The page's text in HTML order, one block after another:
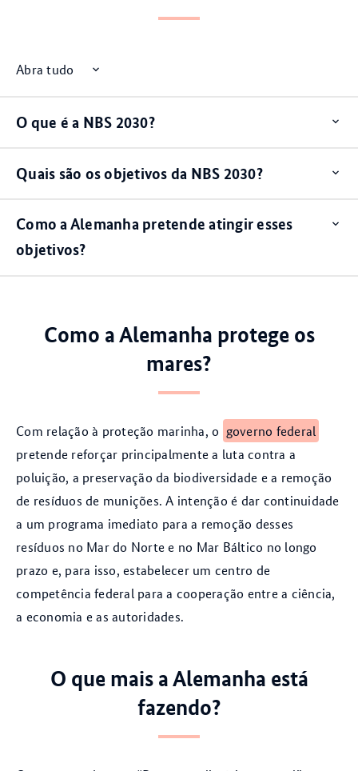
Abra tudo
O que é a NBS 2030?
Quais são os objetivos da NBS 2030?
Como a Alemanha pretende atingir esses
objetivos?
Como a Alemanha protege os
mares?
Com relação à proteção marinha, o governo federal
pretende reforçar principalmente a luta contra a
poluição, a preservação da biodiversidade e a remoção
de resíduos de munições. A intenção é dar continuidade
a um programa imediato para a remoção desses
resíduos no Mar do Norte e no Mar Báltico no longo
prazo e, para isso, estabelecer um centro de
competência federal para a cooperação entre a ciência,
a economia e as autoridades.
O que mais a Alemanha está
fazendo?